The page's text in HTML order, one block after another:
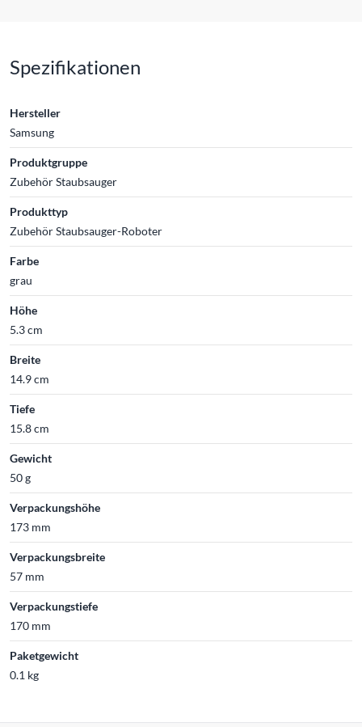
Spezifikationen
Hersteller
Samsung
Produktgruppe
Zubehör Staubsauger
Produkttyp
Zubehör Staubsauger-Roboter
Farbe
grau
Höhe
5.3 cm
Breite
14.9 cm
Tiefe
15.8 cm
Gewicht
50 g
Verpackungshöhe
173 mm
Verpackungsbreite
57 mm
Verpackungstiefe
170 mm
Paketgewicht
0.1 kg